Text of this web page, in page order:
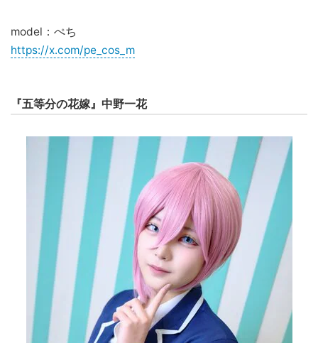
model：ぺち
https://x.com/pe_cos_m
『五等分の花嫁』中野一花